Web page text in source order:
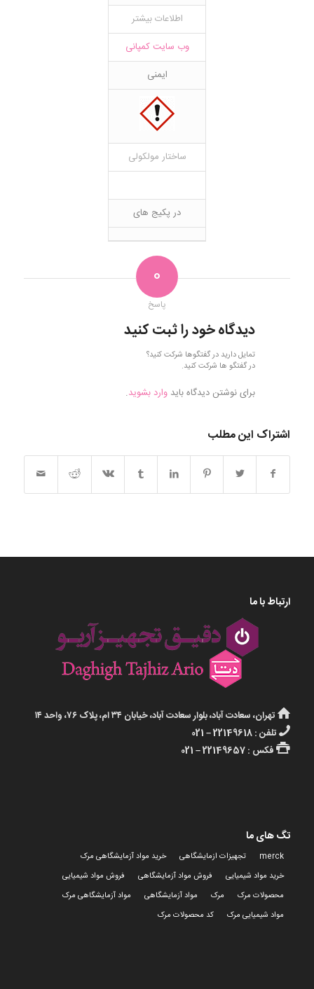
اطلاعات بیشتر
وب سایت کمپانی
ایمنی
ساختار مولکولی
در پکیج های
0
پاسخ
دیدگاه خود را ثبت کنید
تمایل دارید در گفتگوها شرکت کنید؟
در گفتگو ها شرکت کنید.
برای نوشتن دیدگاه باید وارد بشوید.
اشتراک این مطلب
ارتباط با ما
تهران، سعادت آباد، بلوار سعادت آباد، خیابان ۳۴ ام، پلاک ۷۶، واحد ۱۴
تلفن : 22149618 – 021
فکس : 22149657 – 021
تگ های ما
merck تجهیزات ازمایشگاهی
خرید مواد آزمایشگاهی مرک
خرید مواد شیمیایی
فروش مواد آزمایشگاهی
فروش مواد شیمیایی
محصولات مرک
مرک مواد آزمایشگاهی
مواد آزمایشگاهی مرک
مواد شیمیایی مرک
کد محصولات مرک